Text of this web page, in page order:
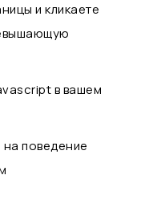
и кликаете
в вашем
поведение